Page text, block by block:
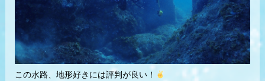
この水路、地形好きには評判が良い！